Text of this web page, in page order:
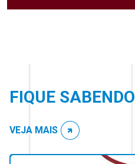
FIQUE SABENDO
VEJA MAIS